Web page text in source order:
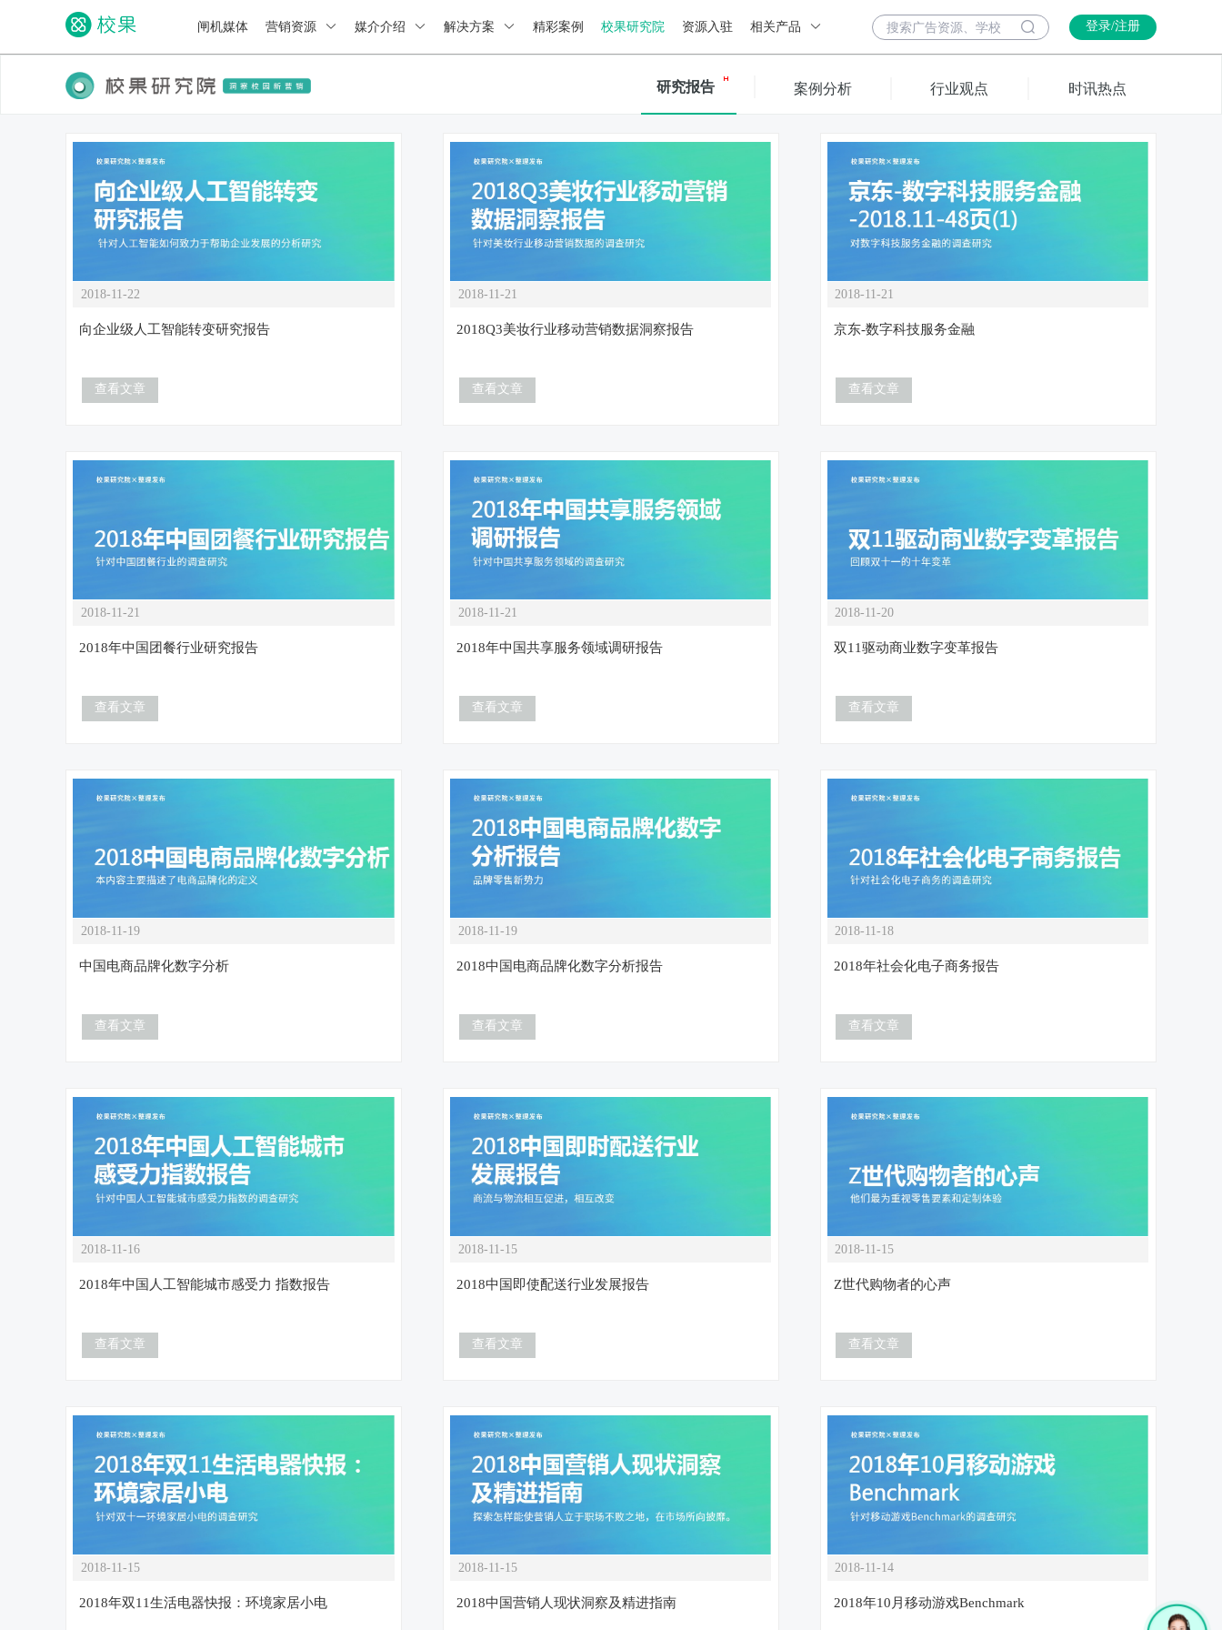
闸机媒体 营销资源 媒介介绍 解决方案 精彩案例 校果研究院 资源入驻 相关产品 登录/注册
研究报告 案例分析 行业观点 时讯热点
2018-11-22
向企业级人工智能转变研究报告
查看文章
2018-11-21
2018Q3美妆行业移动营销数据洞察报告
查看文章
2018-11-21
京东-数字科技服务金融
查看文章
2018-11-21
2018年中国团餐行业研究报告
查看文章
2018-11-21
2018年中国共享服务领域调研报告
查看文章
2018-11-20
双11驱动商业数字变革报告
查看文章
2018-11-19
中国电商品牌化数字分析
查看文章
2018-11-19
2018中国电商品牌化数字分析报告
查看文章
2018-11-18
2018年社会化电子商务报告
查看文章
2018-11-16
2018年中国人工智能城市感受力 指数报告
查看文章
2018-11-15
2018中国即使配送行业发展报告
查看文章
2018-11-15
Z世代购物者的心声
查看文章
2018-11-15
2018年双11生活电器快报：环境家居小电
2018-11-15
2018中国营销人现状洞察及精进指南
2018-11-14
2018年10月移动游戏Benchmark
1